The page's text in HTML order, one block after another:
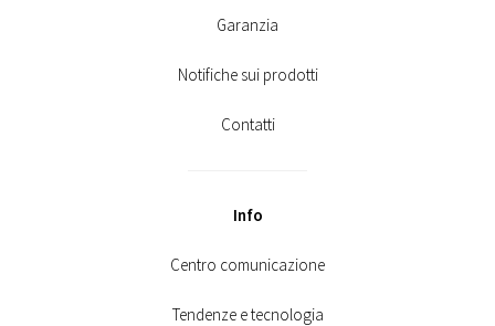
Garanzia
Notifiche sui prodotti
Contatti
Info
Centro comunicazione
Tendenze e tecnologia